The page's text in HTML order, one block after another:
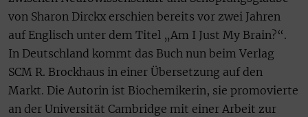
von Sharon Dirckx erschien bereits vor zwei Jahren
auf Englisch unter dem Titel „Am I Just My Brain?“.
In Deutschland kommt das Buch nun beim Verlag
SCM R. Brockhaus in einer Übersetzung auf den
Markt. Die Autorin ist Biochemikerin, sie promovierte
an der Universität Cambridge mit einer Arbeit zur